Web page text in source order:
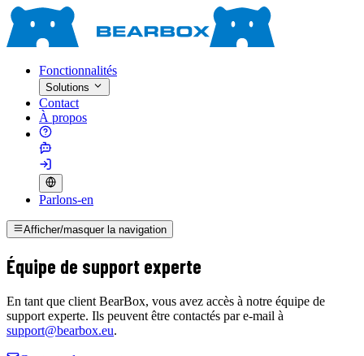
Fonctionnalités
Solutions
Contact
À propos
Parlons-en
Afficher/masquer la navigation
Équipe de support experte
En tant que client BearBox, vous avez accès à notre équipe de
support experte. Ils peuvent être contactés par e-mail à
support@bearbox.eu.